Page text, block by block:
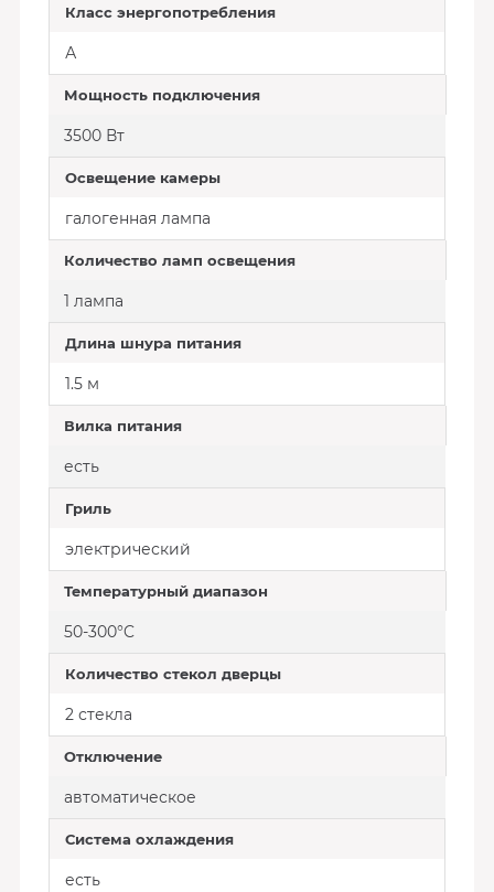
Класс энергопотребления
А
Мощность подключения
3500 Вт
Освещение камеры
галогенная лампа
Количество ламп освещения
1 лампа
Длина шнура питания
1.5 м
Вилка питания
есть
Гриль
электрический
Температурный диапазон
50-300°C
Количество стекол дверцы
2 стекла
Отключение
автоматическое
Система охлаждения
есть